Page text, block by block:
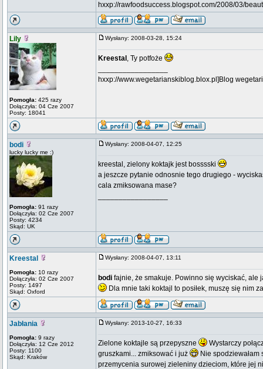
hxxp://rawfoodsuccess.blogspot.com/2008/03/
Lily
Pomogła: 425 razy
Dołączyła: 04 Cze 2007
Posty: 18041
Wysłany: 2008-03-28, 15:24
Kreestal , Ty potfoże
hxxp://www.wegetarianskiblog.blox.pl]Blog
bodi
lucky lucky me :)
Pomogła: 91 razy
Dołączyła: 02 Cze 2007
Posty: 4234
Skąd: UK
Wysłany: 2008-04-07, 12:25
kreestal, zielony koktajk jest bosssski
a jeszcze pytanie odnosnie tego drugiego -
cala zmiksowana mase?
Kreestal
Pomogła: 10 razy
Dołączyła: 02 Cze 2007
Posty: 1497
Skąd: Oxford
Wysłany: 2008-04-07, 13:11
bodi fajnie, że smakuje. Powinno się wyciskać, ale
Dla mnie taki koktajl to posiłek, muszę się nim
Jabłania
Pomogła: 9 razy
Dołączyła: 12 Cze 2012
Posty: 1100
Skąd: Kraków
Wysłany: 2013-10-27, 16:33
Zielone koktajle są przepyszne
Wystarczy
gruszkami... zmiksować i już
Nie
przemycenia surowej zieleniny dzieciom, które jej